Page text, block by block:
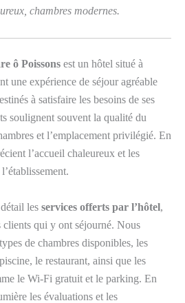
chambres modernes.
ô Poissons est un hôtel situé à
une expérience de séjour agréable
à satisfaire les besoins de ses
soulignent souvent la qualité du
et l’emplacement privilégié. En
l’accueil chaleureux et les
les services offerts par l’hôtel,
clients qui y ont séjourné. Nous
de chambres disponibles, les
le restaurant, ainsi que les
le Wi-Fi gratuit et le parking. En
les évaluations et les